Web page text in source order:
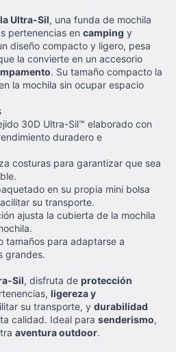
Ultra-Sil, una funda de mochila
pertenencias en camping y
diseño compacto y ligero, pesa
la convierte en un accesorio
. Su tamaño compacto la
la mochila sin ocupar espacio
30D Ultra-Sil™ elaborado con
duradero e
costuras para garantizar que sea
en su propia mini bolsa
su transporte.
ajusta la cubierta de la mochila
tamaños para adaptarse a
grandes.
Sil, disfruta de protección
ligereza y
su transporte, y durabilidad
calidad. Ideal para senderismo,
aventura outdoor.